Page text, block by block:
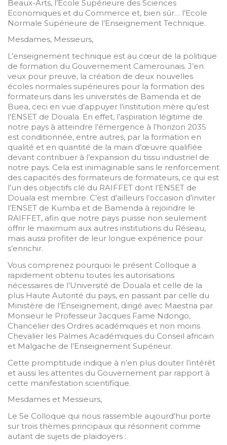
Beaux-Arts, l’Ecole Supérieure des Sciences
Economiques et du Commerce et, bien sûr… l’Ecole
Normale Supérieure de l’Enseignement Technique.
Mesdames, Messieurs,
L’enseignement technique est au cœur de la politique
de formation du Gouvernement Camerounais. J’en
veux pour preuve, la création de deux nouvelles
écoles normales supérieures pour la formation des
formateurs dans les universités de Bamenda et de
Buea, ceci en vue d’appuyer l’institution mère qu’est
l’ENSET de Douala. En effet, l’aspiration légitime de
notre pays à atteindre l’émergence à l’horizon 2035
est conditionnée, entre autres, par la formation en
qualité et en quantité de la main d’œuvre qualifiée
devant contribuer à l’expansion du tissu industriel de
notre pays. Cela est inimaginable sans le renforcement
des capacités des formateurs de formateurs, ce qui est
l’un des objectifs clé du RAIFFET dont l’ENSET de
Douala est membre. C’est d’ailleurs l’occasion d’inviter
l’ENSET de Kumba et de Bamenda à rejoindre le
RAIFFET, afin que notre pays puisse non seulement
offrir le maximum aux autres institutions du Réseau,
mais aussi profiter de leur longue expérience pour
s’enrichir.
Vous comprenez pourquoi le présent Colloque a
rapidement obtenu toutes les autorisations
nécessaires de l’Université de Douala et celle de la
plus Haute Autorité du pays, en passant par celle du
Ministère de l’Enseignement, dirigé avec Maestria par
Monsieur le Professeur Jacques Fame Ndongo,
Chancelier des Ordres académiques et non moins
Chevalier les Palmes Académiques du Conseil africain
et Malgache de l’Enseignement Supérieur.
Cette promptitude indique à n’en plus douter l’intérêt
et aussi les attentes du Gouvernement par rapport à
cette manifestation scientifique.
Mesdames et Messieurs,
Le 5e Colloque qui nous rassemble aujourd’hui porte
sur trois thèmes principaux qui résonnent comme
autant de sujets de plaidoyers :